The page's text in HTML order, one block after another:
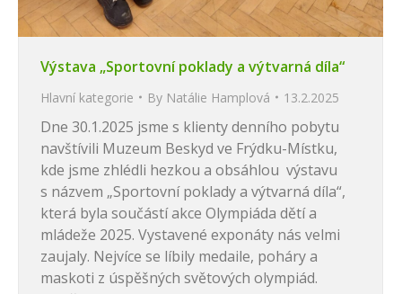
Výstava „Sportovní poklady a výtvarná díla“
Hlavní kategorie By Natálie Hamplová 13.2.2025
Dne 30.1.2025 jsme s klienty denního pobytu
navštívili Muzeum Beskyd ve Frýdku-Místku,
kde jsme zhlédli hezkou a obsáhlou výstavu
s názvem „Sportovní poklady a výtvarná díla“,
která byla součástí akce Olympiáda dětí a
mládeže 2025. Vystavené exponáty nás velmi
zaujaly. Nejvíce se líbily medaile, poháry a
maskoti z úspěšných světových olympiád.